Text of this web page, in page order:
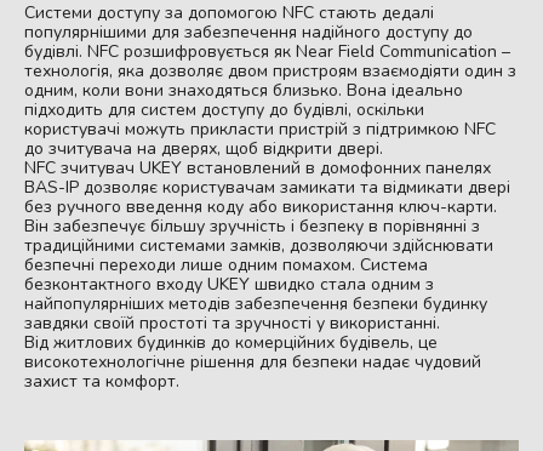
Системи доступу за допомогою NFC стають дедалі
популярнішими для забезпечення надійного доступу до
будівлі. NFC розшифровується як Near Field Communication –
технологія, яка дозволяє двом пристроям взаємодіяти один з
одним, коли вони знаходяться близько. Вона ідеально
підходить для систем доступу до будівлі, оскільки
користувачі можуть прикласти пристрій з підтримкою NFC
до зчитувача на дверях, щоб відкрити двері.
NFC зчитувач UKEY встановлений в домофонних панелях
BAS-IP дозволяє користувачам замикати та відмикати двері
без ручного введення коду або використання ключ-карти.
Він забезпечує більшу зручність і безпеку в порівнянні з
традиційними системами замків, дозволяючи здійснювати
безпечні переходи лише одним помахом. Система
безконтактного входу UKEY швидко стала одним з
найпопулярніших методів забезпечення безпеки будинку
завдяки своїй простоті та зручності у використанні.
Від житлових будинків до комерційних будівель, це
високотехнологічне рішення для безпеки надає чудовий
захист та комфорт.